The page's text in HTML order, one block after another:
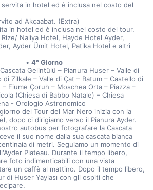
servita in hotel ed è inclusa nel costo del
ad Akçaabat. (Extra)
in hotel ed è inclusa nel costo del tour.
Rize/ Naliya Hotel, Hayde Hotel Ayder,
Ayder Ümit Hotel, Patika Hotel e altri
4° Giorno
Gelintülü – Pianura Huser – Valle di
di Zilkale – Valle di Çat – Batum – Castello di
Fiume Çoruh – Moschea Orta – Piazza –
(Chiesa di Babbo Natale) – Chiesa
- Orologio Astronomico
del Tour del Mar Nero inizia con la
dopo ci dirigiamo verso il Pianura Ayder.
autobus per fotografare la Cascata
il suo nome dalla sua cascata bianca
di metri. Seguiamo un momento di
Plateau. Durante il tempo libero,
foto indimenticabili con una vista
un caffè al mattino. Dopo il tempo libero,
di Huser Yaylası con gli ospiti che